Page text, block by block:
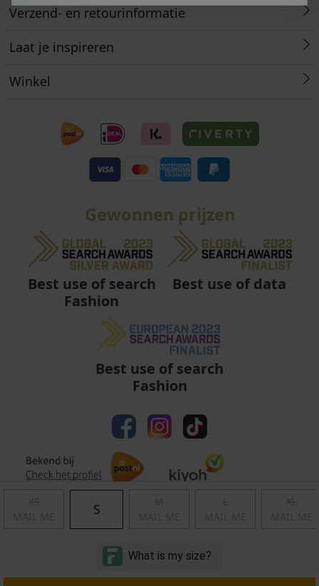
S
Verzend- en retourinformatie
Laat je inspireren
Winkel
Gewonnen prijzen
Best use of search
Fashion
Best use of data
Best use of search
Fashion
Algemene voorwaarden | Privacy
© Copyright 2011 - 2026 Soccerfanshop